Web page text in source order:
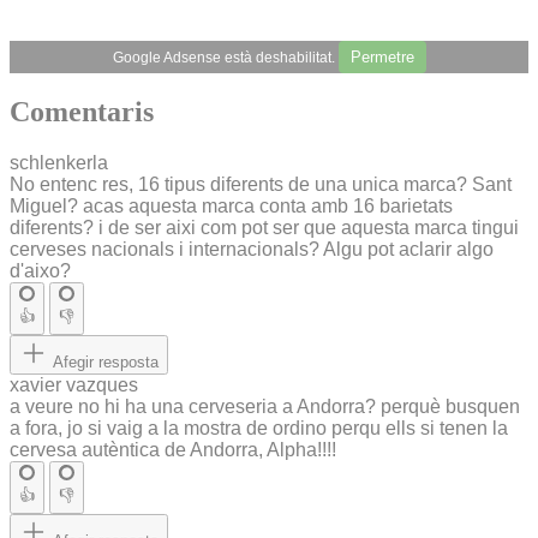
Google Adsense està deshabilitat. Permetre
Comentaris
schlenkerla
No entenc res, 16 tipus diferents de una unica marca? Sant
Miguel? acas aquesta marca conta amb 16 barietats
diferents? i de ser aixi com pot ser que aquesta marca tingui
cerveses nacionals i internacionals? Algu pot aclarir algo
d'aixo?
👍 👎
Afegir resposta
xavier vazques
a veure no hi ha una cerveseria a Andorra? perquè busquen
a fora, jo si vaig a la mostra de ordino perqu ells si tenen la
cervesa autèntica de Andorra, Alpha!!!!
👍 👎